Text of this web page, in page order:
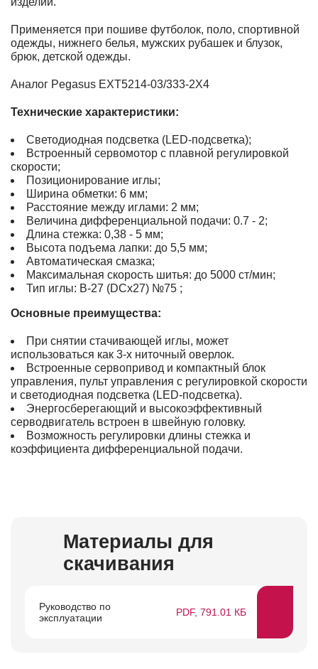
Применяется при пошиве футболок, поло, спортивной
одежды, нижнего белья, мужских рубашек и блузок,
брюк, детской одежды.
Аналог Pegasus EXT5214-03/333-2X4
Технические характеристики:
Светодиодная подсветка (LED-подсветка);
Встроенный сервомотор с плавной регулировкой
скорости;
Позиционирование иглы;
Ширина обметки: 6 мм;
Расстояние между иглами: 2 мм;
Величина дифференциальной подачи: 0.7 - 2;
Длина стежка: 0,38 - 5 мм;
Высота подъема лапки: до 5,5 мм;
Автоматическая смазка;
Максимальная скорость шитья: до 5000 ст/мин;
Тип иглы: B-27 (DCx27) №75 ;
Основные преимущества:
При снятии стачивающей иглы, может
использоваться как 3-х ниточный оверлок.
Встроенные сервопривод и компактный блок
управления, пульт управления с регулировкой скорости
и светодиодная подсветка (LED-подсветка).
Энергосберегающий и высокоэффективный
серводвигатель встроен в швейную головку.
Возможность регулировки длины стежка и
коэффициента дифференциальной подачи.
Материалы для
скачивания
Руководство по
эксплуатации
PDF, 791.01 КБ